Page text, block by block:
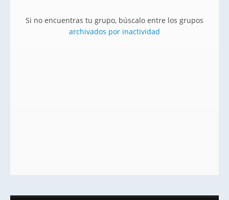
Si no encuentras tu grupo, búscalo entre los grupos
archivados por inactividad